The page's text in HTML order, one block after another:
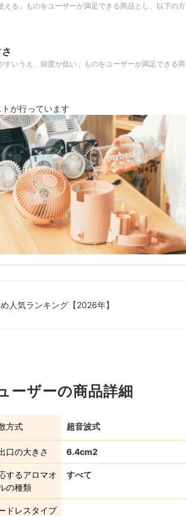
る」ものをユーザーが満足できる商品とし、以下の方
いうえ、頻度が低い」ものをユーザーが満足できる商
が行っています
人気ランキング【2026年】
ーザーの商品詳細
方式 超音波式
口の大きさ 6.4cm2
するアロマオ
の種類
すべて
ドレスタイプ